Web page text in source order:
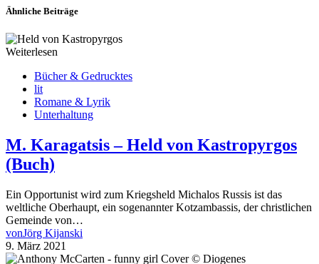
Ähnliche Beiträge
Weiterlesen
Bücher & Gedrucktes
lit
Romane & Lyrik
Unterhaltung
M. Karagatsis – Held von Kastropyrgos
(Buch)
Ein Opportunist wird zum Kriegsheld Michalos Russis ist das
weltliche Oberhaupt, ein sogenannter Kotzambassis, der christlichen
Gemeinde von…
vonJörg Kijanski
9. März 2021